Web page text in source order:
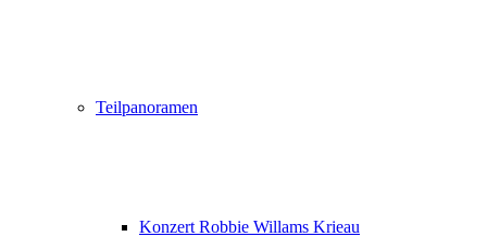
Teilpanoramen
Konzert Robbie Willams Krieau